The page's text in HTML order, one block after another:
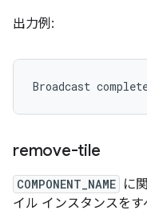
出力例:
Broadcast
remove-tile
COMPONENT_NAME に
イル インスタンスをす